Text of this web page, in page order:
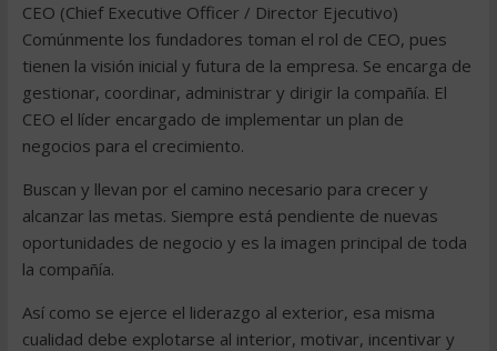
CEO (Chief Executive Officer / Director Ejecutivo)
Comúnmente los fundadores toman el rol de CEO, pues
tienen la visión inicial y futura de la empresa. Se encarga de
gestionar, coordinar, administrar y dirigir la compañía. El
CEO el líder encargado de implementar un plan de
negocios para el crecimiento.
Buscan y llevan por el camino necesario para crecer y
alcanzar las metas. Siempre está pendiente de nuevas
oportunidades de negocio y es la imagen principal de toda
la compañía.
Así como se ejerce el liderazgo al exterior, esa misma
cualidad debe explotarse al interior, motivar, incentivar y